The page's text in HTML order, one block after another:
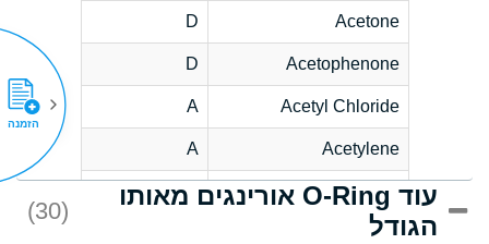
Acetone
D
Acetophenone
D
Acetyl Chloride
A
Acetylene
A
Acrlylonitrile
C
Adipic Acid
עוד O-Ring אורינגים מאותו
הגודל
(30)
הזמנה